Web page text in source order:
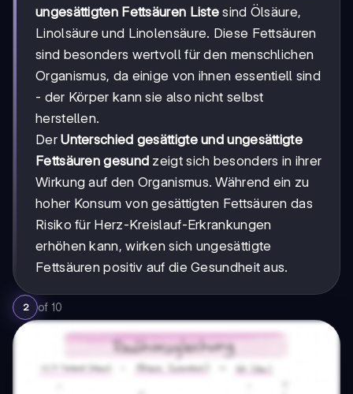
ungesättigten Fettsäuren Liste sind Ölsäure,
Linolsäure und Linolensäure. Diese Fettsäuren
sind besonders wertvoll für den menschlichen
Organismus, da einige von ihnen essentiell sind
- der Körper kann sie also nicht selbst
herstellen.
DerUnterschied gesättigte und ungesättigte
Fettsäuren gesund zeigt sich besonders in ihrer
Wirkung auf den Organismus. Während ein zu
hoher Konsum von gesättigten Fettsäuren das
Risiko für Herz-Kreislauf-Erkrankungen
erhöhen kann, wirken sich ungesättigte
Fettsäuren positiv auf die Gesundheit aus.
2 of 10